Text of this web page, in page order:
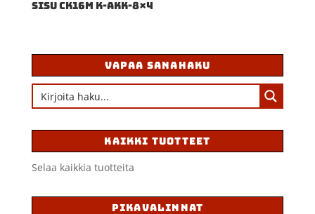
SISU CK16M K-AKK-8×4
VAPAA SANAHAKU
KAIKKI TUOTTEET
Selaa kaikkia tuotteita
PIKAVALINNAT